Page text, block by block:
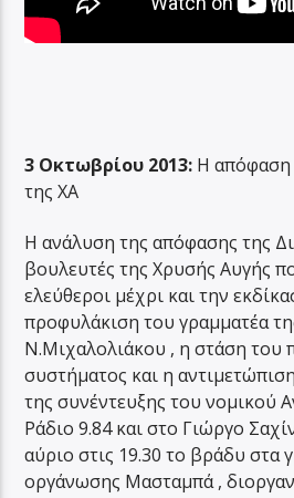
3 Οκτωβρίου 2013: Η απόφαση
της ΧΑ
Η ανάλυση της απόφασης της
βουλευτές της Χρυσής Αυγής
ελεύθεροι μέχρι και την
προφυλάκιση του γραμματέα
Ν.Μιχαλολιάκου , η στάση του
συστήματος και η
της συνέντευξης του νομικού
Ράδιο 9.84 και στο Γιώργο
αύριο στις 19.30 το βράδυ στα
οργάνωσης Μασταμπά ,